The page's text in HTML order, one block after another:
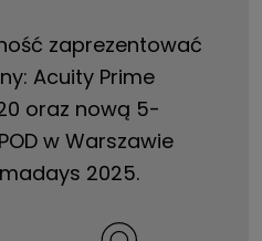
zaprezentować
Acuity Prime
oraz nową 5-
w Warszawie
2025.